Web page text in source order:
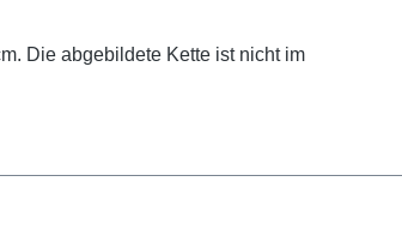
Die abgebildete Kette ist nicht im